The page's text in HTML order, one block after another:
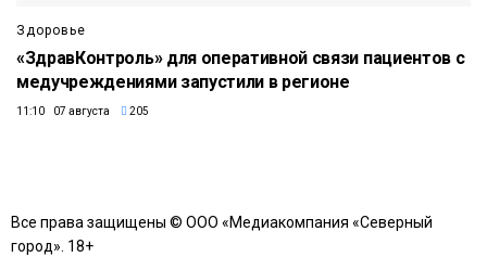
Здоровье
«ЗдравКонтроль» для оперативной связи пациентов с
медучреждениями запустили в регионе
11:10 07 августа 205
Все права защищены © ООО «Медиакомпания «Северный
город». 18+